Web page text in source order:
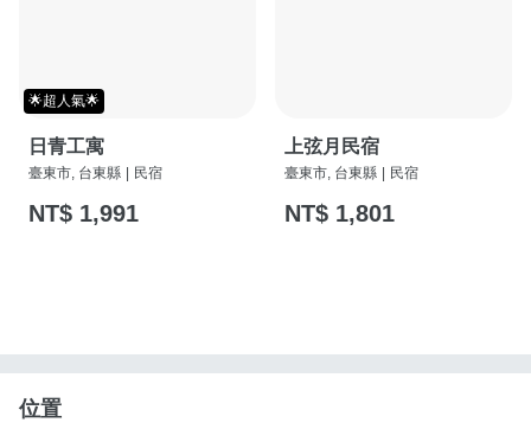
🌟超人氣🌟
日青工寓
臺東市, 台東縣 | 民宿
NT$ 1,991
上弦月民宿
臺東市, 台東縣 | 民宿
NT$ 1,801
位置